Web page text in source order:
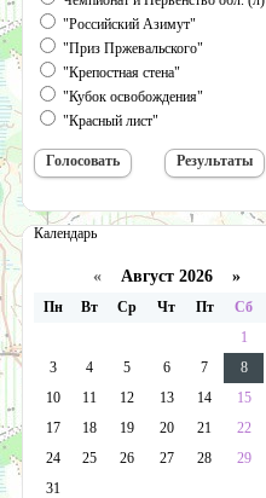
"Российский Азимут"
"Приз Пржевальского"
"Крепостная стена"
"Кубок освобождения"
"Красный лист"
Календарь
« Август 2026 »
Пн Вт Ср Чт Пт Сб
1
3
4 5 6 7 8
10
11 12 13 14 15
17
18 19 20 21 22
24
25 26 27 28 29
31